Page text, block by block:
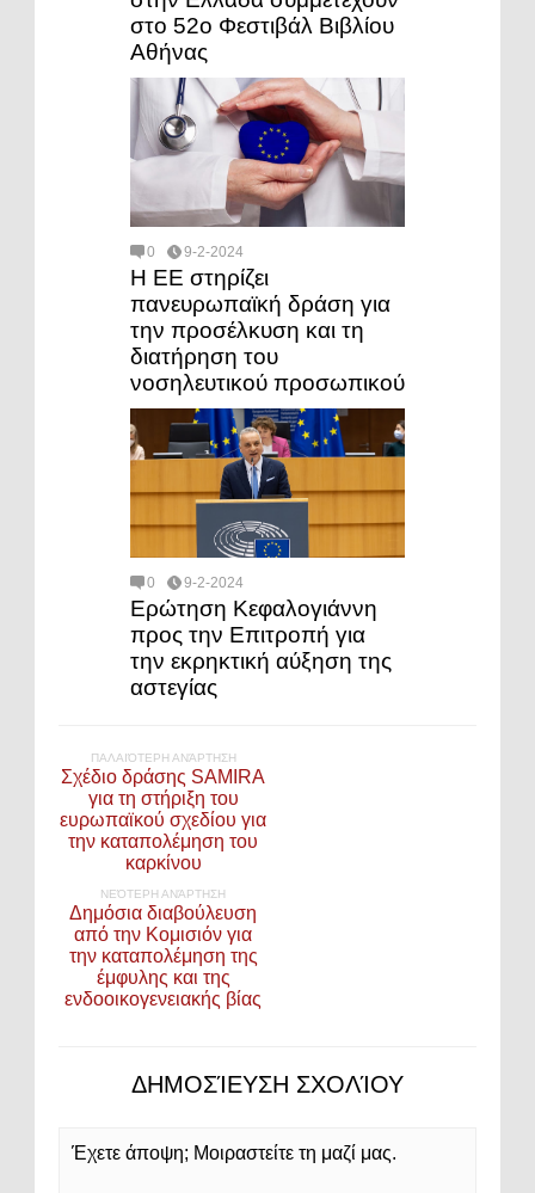
στο 52ο Φεστιβάλ Βιβλίου
Αθήνας
0 9-2-2024
Η ΕΕ στηρίζει
πανευρωπαϊκή δράση για
την προσέλκυση και τη
διατήρηση του
νοσηλευτικού προσωπικού
0 9-2-2024
Ερώτηση Κεφαλογιάννη
προς την Επιτροπή για
την εκρηκτική αύξηση της
αστεγίας
ΠΑΛΑΙΌΤΕΡΗ ΑΝΆΡΤΗΣΗ
Σχέδιο δράσης SAMIRA
για τη στήριξη του
ευρωπαϊκού σχεδίου για
την καταπολέμηση του
καρκίνου
ΝΕΌΤΕΡΗ ΑΝΆΡΤΗΣΗ
Δημόσια διαβούλευση
από την Κομισιόν για
την καταπολέμηση της
έμφυλης και της
ενδοοικογενειακής βίας
ΔΗΜΟΣΊΕΥΣΗ ΣΧΟΛΊΟΥ
Έχετε άποψη; Μοιραστείτε τη μαζί μας.